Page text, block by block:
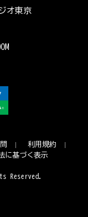
オ東京
利用規約
に基づく表示
Reserved.